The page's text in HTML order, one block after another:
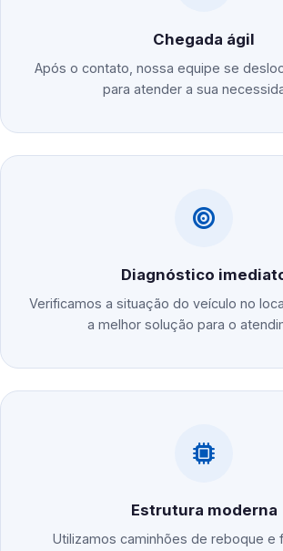
Chegada ágil
Após o contato, nossa equipe se
para atender a sua
Diagnóstico
Verificamos a situação do veículo no
a melhor solução para o
Estrutura moderna
Utilizamos caminhões de reboque e